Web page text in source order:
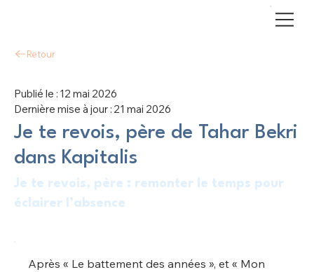
Retour
Publié le : 12 mai 2026
Dernière mise à jour : 21 mai 2026
Je te revois, père de Tahar Bekri
dans Kapitalis
Je te revois, père : remonter le temps pour
éclairer l’absence
Après « Le battement des années », et « Mon